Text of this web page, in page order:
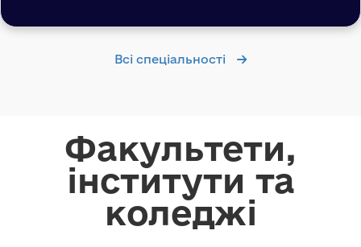
Всі спеціальності
Факультети,
інститути та
коледжі